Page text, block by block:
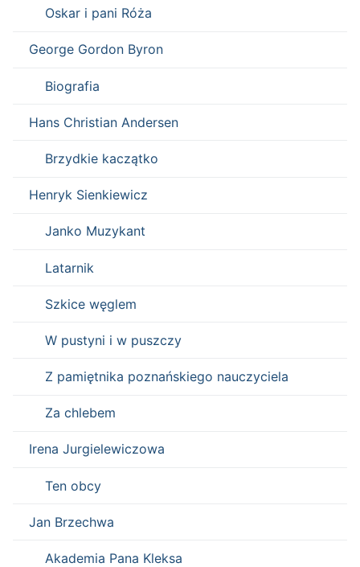
Oskar i pani Róża
George Gordon Byron
Biografia
Hans Christian Andersen
Brzydkie kaczątko
Henryk Sienkiewicz
Janko Muzykant
Latarnik
Szkice węglem
W pustyni i w puszczy
Z pamiętnika poznańskiego nauczyciela
Za chlebem
Irena Jurgielewiczowa
Ten obcy
Jan Brzechwa
Akademia Pana Kleksa